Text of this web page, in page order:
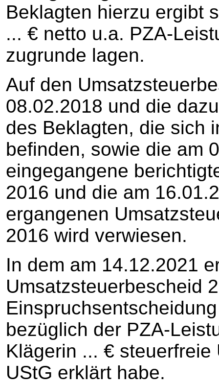
Beklagten hierzu ergibt
... € netto u.a. PZA-
zugrunde lagen.
Auf den
08.02.2018 und die
des Beklagten, die sich
befinden, sowie die am
eingegangene
2016 und die am
ergangenen
2016 wird verwiesen.
In dem am 14.12.2021
Umsatzsteuerbescheid
bezüglich der PZA-
Klägerin ... €
UStG erklärt habe.